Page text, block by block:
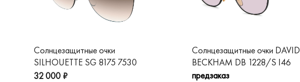
Солнцезащитные очки
SILHOUETTE SG 8175 7530
32 000 ₽
Солнцезащитные очки DAVID
BECKHAM DB 1228/S I46
предзаказ